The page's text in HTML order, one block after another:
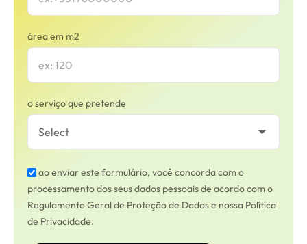
área em m2
o serviço que pretende
ao enviar este formulário, você concorda com o
processamento dos seus dados pessoais de acordo com o
Regulamento Geral de Proteção de Dados e nossa Política
de Privacidade.